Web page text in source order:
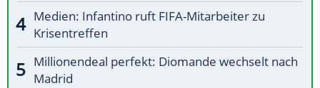
Medien: Infantino ruft FIFA-Mitarbeiter zu
Krisentreffen
Millionendeal perfekt: Diomande wechselt nach
Madrid